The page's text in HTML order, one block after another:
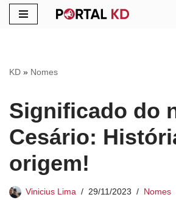
conteúdo
KD » Nomes
Significado do
Cesário:
origem!
Vinicius Lima 29/11/2023 Nomes